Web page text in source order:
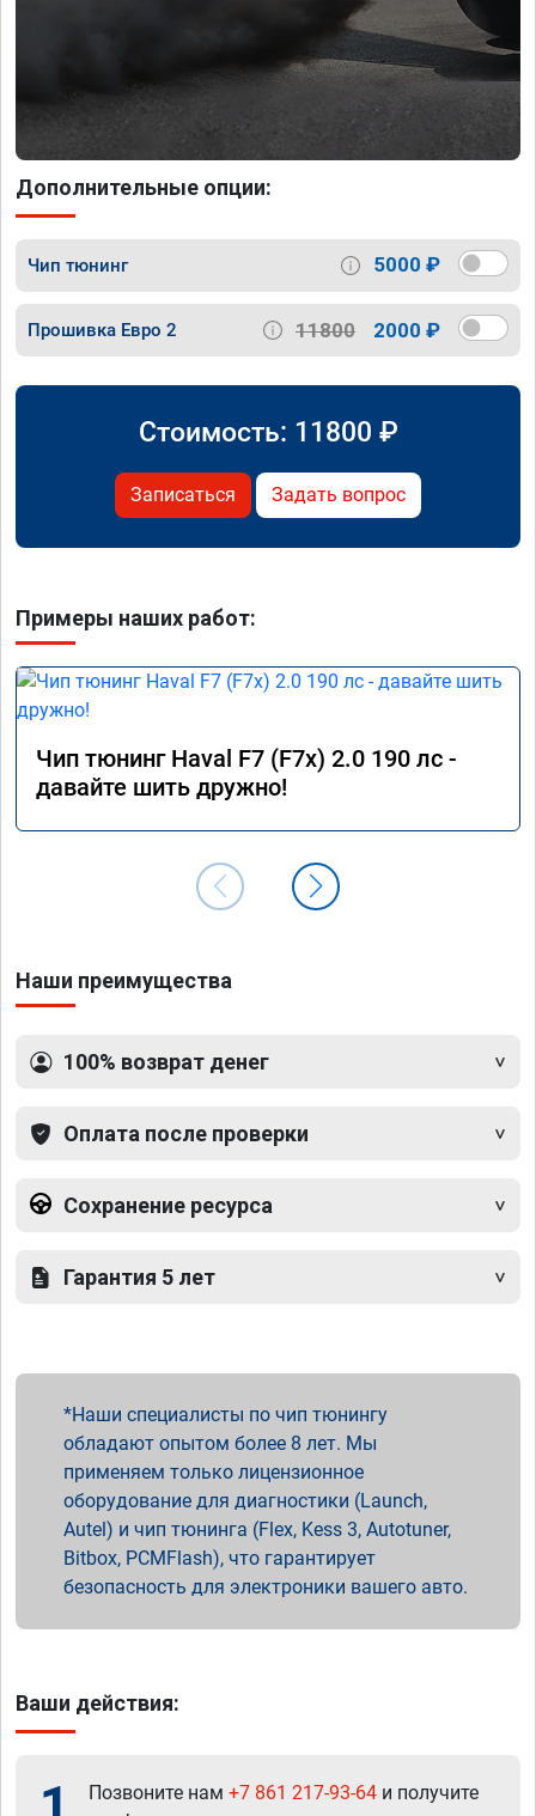
Дополнительные опции:
Чип тюнинг 5000 ₽
Прошивка Евро 2 11800 2000 ₽
Стоимость: 11800 ₽
Записаться Задать вопрос
Примеры наших работ:
Чип тюнинг Haval F7 (F7x) 2.0 190 лс -
давайте шить дружно!
Наши преимущества
100% возврат денег
Оплата после проверки
Сохранение ресурса
Гарантия 5 лет
Наши специалисты по чип тюнингу
обладают опытом более 8 лет. Мы
применяем только лицензионное
оборудование для диагностики (Launch,
Autel) и чип тюнинга (Flex, Kess 3, Autotuner,
Bitbox, PCMFlash), что гарантирует
безопасность для электроники вашего авто.
Ваши действия:
Позвоните нам +7 861 217-93-64 и получите